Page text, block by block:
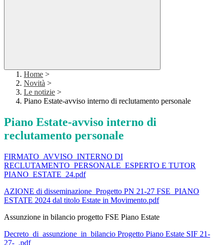
Home >
Novità >
Le notizie >
Piano Estate-avviso interno di reclutamento personale
Piano Estate-avviso interno di
reclutamento personale
FIRMATO_AVVISO_INTERNO DI
RECLUTAMENTO_PERSONALE_ESPERTO E TUTOR
PIANO_ESTATE_24.pdf
AZIONE di disseminazione_Progetto PN 21-27 FSE_PIANO
ESTATE 2024 dal titolo Estate in Movimento.pdf
Assunzione in bilancio progetto FSE Piano Estate
Decreto_di_assunzione_in_bilancio Progetto Piano Estate SIF 21-
27-_.pdf